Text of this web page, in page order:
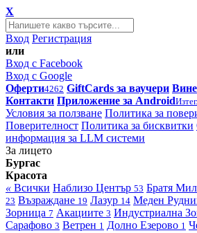
X
Вход Регистрация
или
Вход с Facebook
Вход с Google
Оферти4262 GiftCards за ваучери
Контакти Приложение за Android
Условия за ползване Политика за
Поверителност Политика за бисквитки
информация за LLM системи
За лицето
Бургас
Красота
« Всички Наблизо Център 53 Братя
23 Възраждане 19 Лазур 14 Меден
Зорница 7 Акациите 3 Индустриална
Сарафово 3 Ветрен 1 Долно Езерово 1